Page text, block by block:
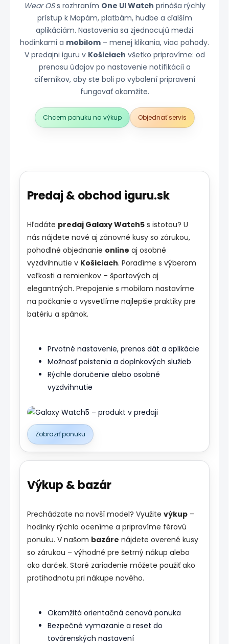
Wear OSs rozhraním One UI Watch prináša rýchly
prístup k Mapám, platbám, hudbe a ďalším
aplikáciám. Nastavenia sa zjednocujú medzi
hodinkami a mobilom – menej klikania, viac pohody.
V predajni iguru v Košiciach všetko pripravíme: od
prenosu údajov po nastavenie notifikácií a
ciferníkov, aby ste boli po vybalení pripravení
fungovať okamžite.
Chcem ponuku na výkup Objednať servis
Predaj & obchod iguru.sk
Hľadáte predaj Galaxy Watch5s istotou? U
nás nájdete nové aj zánovné kusy so zárukou,
pohodlné objednanie online aj osobné
vyzdvihnutie v Košiciach. Poradíme s výberom
veľkosti a remienkov – športových aj
elegantných. Prepojenie s mobilom nastavíme
na počkanie a vysvetlíme najlepšie praktiky pre
batériu a spánok.
Prvotné nastavenie, prenos dát a aplikácie
Možnosť poistenia a doplnkových služieb
Rýchle doručenie alebo osobné
vyzdvihnutie
Zobraziť ponuku
Výkup & bazár
Prechádzate na novší model? Využite výkup–
hodinky rýchlo oceníme a pripravíme férovú
ponuku. V našom bazáre nájdete overené kusy
so zárukou – výhodné pre šetrný nákup alebo
ako darček. Staré zariadenie môžete použiť ako
protihodnotu pri nákupe nového.
Okamžitá orientačná cenová ponuka
Bezpečné vymazanie a reset do
továrenských nastavení